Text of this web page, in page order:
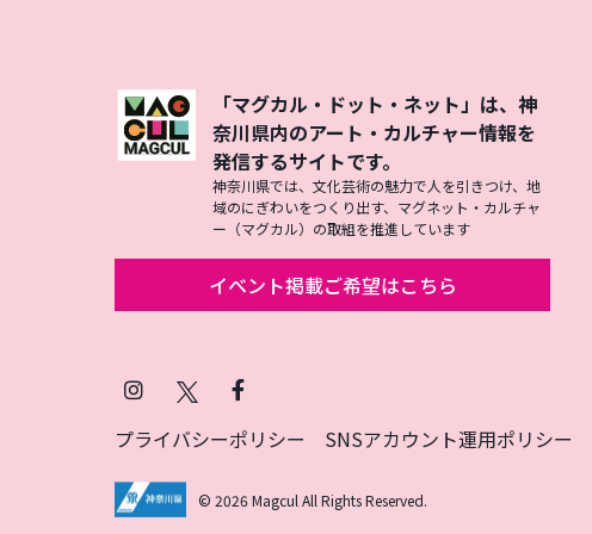
「マグカル・ドット・ネット」は、神
奈川県内のアート・カルチャー情報を
発信するサイトです。
神奈川県では、文化芸術の魅力で人を引きつけ、地
域のにぎわいをつくり出す、マグネット・カルチャ
ー（マグカル）の取組を推進しています
イベント掲載ご希望はこちら
InstagramFacebook
プライバシーポリシー SNSアカウント運用ポリシー
© 2026 Magcul All Rights Reserved.